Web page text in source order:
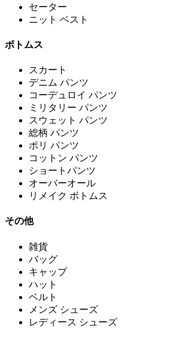
セーター
ニット ベスト
ボトムス
スカート
デニム パンツ
コーデュロイ パンツ
ミリタリー パンツ
スウェット パンツ
総柄 パンツ
ポリ パンツ
コットン パンツ
ショートパンツ
オーバーオール
リメイク ボトムス
その他
雑貨
バッグ
キャップ
ハット
ベルト
メンズ シューズ
レディース シューズ